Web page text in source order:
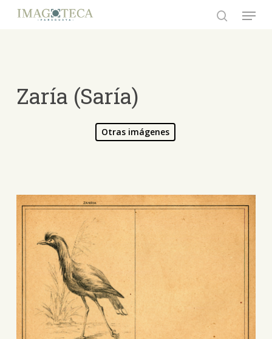
Menu
Zaría (Saría)
Otras imágenes